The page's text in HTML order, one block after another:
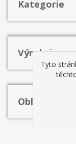
Kategorie
Výrobci
Oblíbená
Tyto